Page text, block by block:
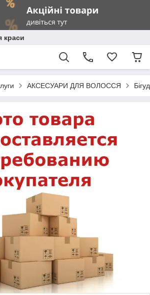
краси
АКСЕСУАРИ ДЛЯ ВОЛОССЯ